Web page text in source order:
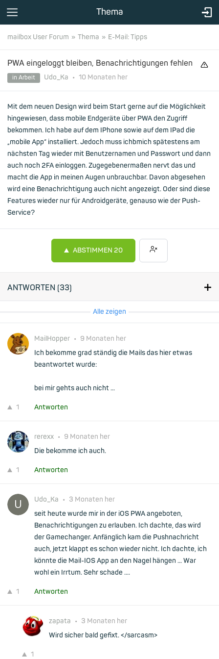
Thema
mailbox User Forum Thema E-Mail: Tipps
PWA eingeloggt bleiben, Benachrichtigungen fehlen
in Arbeit Udo_Ka • 10 Monaten her
Mit dem neuen Design wird beim Start gerne auf die Möglichkeit
hingewiesen, dass mobile Endgeräte über PWA den Zugriff
bekommen. Ich habe auf dem IPhone sowie auf dem IPad die
„mobile App“ installiert. Jedoch muss ichbmich spätestens am
nächsten Tag wieder mit Benutzernamen und Passwort und dann
auch noch 2FA einloggen. Zugegebenermaßen nervt das und
macht die App in meinen Augen unbrauchbar. Davon abgesehen
wird eine Benachrichtigung auch nicht angezeigt. Oder sind diese
Features wieder nur für Androidgeräte, genauso wie der Push-
Service?
ABSTIMMEN 20
ANTWORTEN (33)
Alle zeigen
MailHopper • 9 Monaten her
Ich bekomme grad ständig die Mails das hier etwas
beantwortet wurde:
bei mir gehts auch nicht ...
1 Antworten
rerexx • 9 Monaten her
Die bekomme ich auch.
1 Antworten
Udo_Ka • 3 Monaten her
seit heute wurde mir in der iOS PWA angeboten,
Benachrichtigungen zu erlauben. Ich dachte, das wird
der Gamechanger. Anfänglich kam die Pushnachricht
auch, jetzt klappt es schon wieder nicht. Ich dachte, ich
könnte die Mail-IOS App an den Nagel hängen ... War
wohl ein Irrtum. Sehr schade ....
1 Antworten
zapata • 3 Monaten her
Wird sicher bald gefixt. </sarcasm>
1